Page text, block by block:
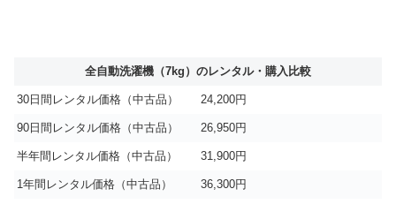
全自動洗濯機（7kg）のレンタル・購入比較
30日間レンタル価格（中古品） 24,200円
90日間レンタル価格（中古品） 26,950円
半年間レンタル価格（中古品） 31,900円
1年間レンタル価格（中古品） 36,300円